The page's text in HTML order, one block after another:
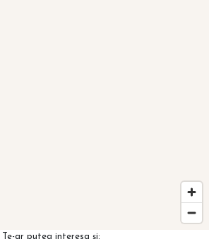
Te-ar putea interesa și: